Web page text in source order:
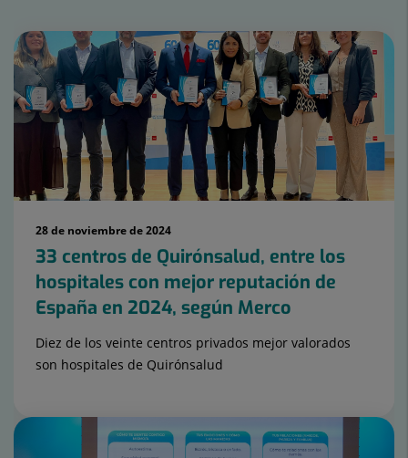
28 de noviembre de 2024
33 centros de Quirónsalud, entre los
hospitales con mejor reputación de
España en 2024, según Merco
Diez de los veinte centros privados mejor valorados
son hospitales de Quirónsalud